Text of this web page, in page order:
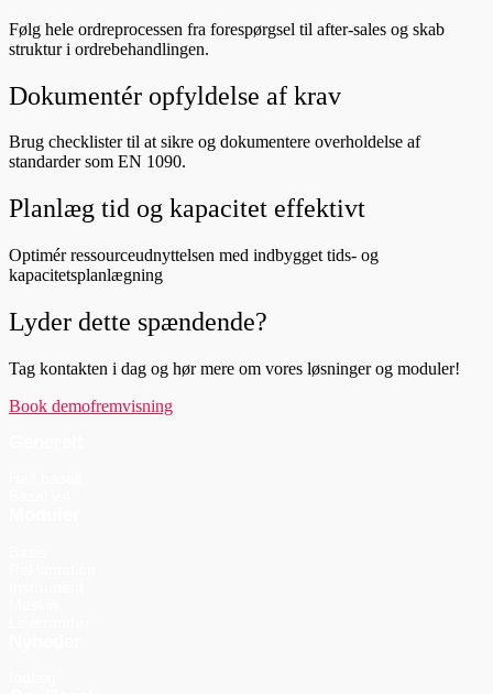
Følg hele ordreprocessen fra forespørgsel til after-sales og skab
struktur i ordrebehandlingen.
Dokumentér opfyldelse af krav
Brug checklister til at sikre og dokumentere overholdelse af
standarder som EN 1090.
Planlæg tid og kapacitet effektivt
Optimér ressourceudnyttelsen med indbygget tids- og
kapacitetsplanlægning
Lyder dette spændende?
Tag kontakten i dag og hør mere om vores løsninger og moduler!
Book demofremvisning